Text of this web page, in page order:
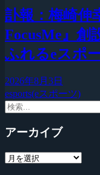
訃報：梅崎伸
FocusMe』創
ふれるeスポ
2026年8月3日
esports(eスポーツ)
アーカイブ